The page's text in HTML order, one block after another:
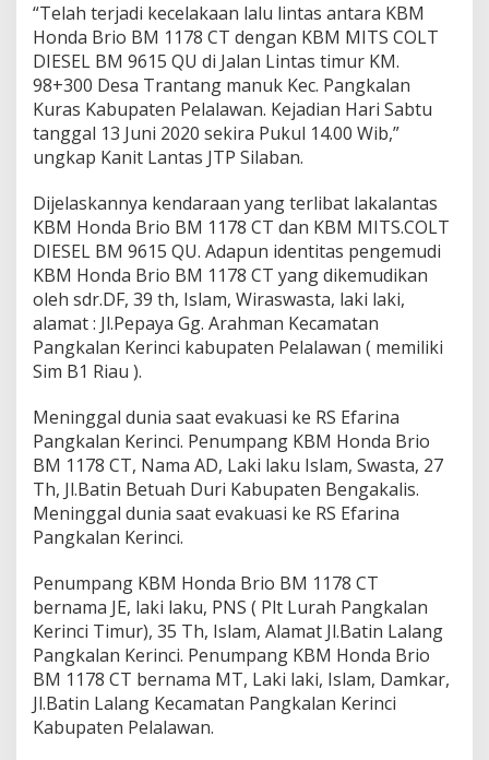
s
3
L
u
a
L
u
a
“Telah terjadi kecelakaan lalu lintas antara KBM
Honda Brio BM 1178 CT dengan KBM MITS COLT
DIESEL BM 9615 QU di Jalan Lintas timur KM.
98+300 Desa Trantang manuk Kec. Pangkalan
Kuras Kabupaten Pelalawan. Kejadian Hari Sabtu
tanggal 13 Juni 2020 sekira Pukul 14.00 Wib,”
ungkap Kanit Lantas JTP Silaban.
Dijelaskannya kendaraan yang terlibat lakalantas
KBM Honda Brio BM 1178 CT dan KBM MITS.COLT
DIESEL BM 9615 QU. Adapun identitas pengemudi
KBM Honda Brio BM 1178 CT yang dikemudikan
oleh sdr.DF, 39 th, Islam, Wiraswasta, laki laki,
alamat : Jl.Pepaya Gg. Arahman Kecamatan
Pangkalan Kerinci kabupaten Pelalawan ( memiliki
Sim B1 Riau ).
Meninggal dunia saat evakuasi ke RS Efarina
Pangkalan Kerinci. Penumpang KBM Honda Brio
BM 1178 CT, Nama AD, Laki laku Islam, Swasta, 27
Th, Jl.Batin Betuah Duri Kabupaten Bengakalis.
Meninggal dunia saat evakuasi ke RS Efarina
Pangkalan Kerinci.
Penumpang KBM Honda Brio BM 1178 CT
bernama JE, laki laku, PNS ( Plt Lurah Pangkalan
Kerinci Timur), 35 Th, Islam, Alamat Jl.Batin Lalang
Pangkalan Kerinci. Penumpang KBM Honda Brio
BM 1178 CT bernama MT, Laki laki, Islam, Damkar,
Jl.Batin Lalang Kecamatan Pangkalan Kerinci
Kabupaten Pelalawan.